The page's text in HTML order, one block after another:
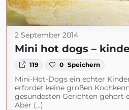
2 September 2014
Mini hot dogs –
119 0 Speichern
Mini-Hot-Dogs ein echter
erfordet keine großen
gesündesten Gerichten gehört
Aber (...)